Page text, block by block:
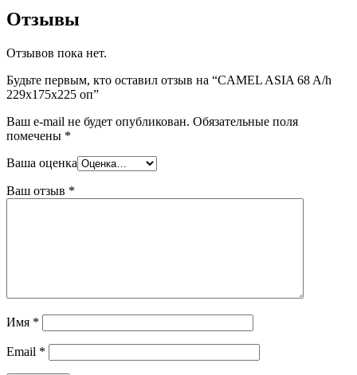
Отзывы
Отзывов пока нет.
Будьте первым, кто оставил отзыв на “CAMEL ASIA 68 A/h
229x175x225 оп”
Ваш e-mail не будет опубликован. Обязательные поля
помечены *
Ваша оценка
Ваш отзыв *
Имя *
Email *